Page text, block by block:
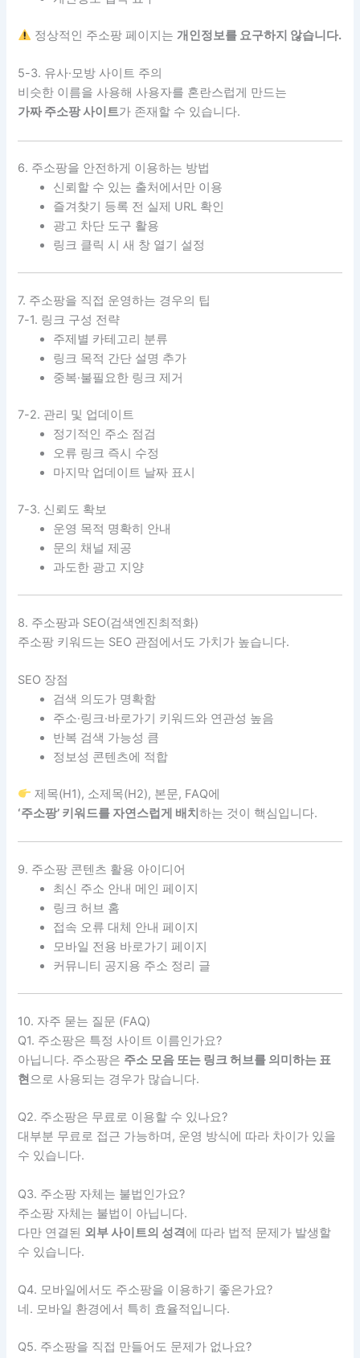
정상적인 주소팡 페이지는개인정보를 요구하지 않습니다.
5-3. 유사·모방 사이트 주의
비슷한 이름을 사용해 사용자를 혼란스럽게 만드는
가짜 주소팡 사이트가 존재할 수 있습니다.
6. 주소팡을 안전하게 이용하는 방법
신뢰할 수 있는 출처에서만 이용
즐겨찾기 등록 전 실제 URL 확인
광고 차단 도구 활용
링크 클릭 시 새 창 열기 설정
7. 주소팡을 직접 운영하는 경우의 팁
7-1. 링크 구성 전략
주제별 카테고리 분류
링크 목적 간단 설명 추가
중복·불필요한 링크 제거
7-2. 관리 및 업데이트
정기적인 주소 점검
오류 링크 즉시 수정
마지막 업데이트 날짜 표시
7-3. 신뢰도 확보
운영 목적 명확히 안내
문의 채널 제공
과도한 광고 지양
8. 주소팡과 SEO(검색엔진최적화)
주소팡 키워드는 SEO 관점에서도 가치가 높습니다.
SEO 장점
검색 의도가 명확함
주소·링크·바로가기 키워드와 연관성 높음
반복 검색 가능성 큼
정보성 콘텐츠에 적합
제목(H1), 소제목(H2), 본문, FAQ에
‘주소팡’ 키워드를 자연스럽게 배치하는 것이 핵심입니다.
9. 주소팡 콘텐츠 활용 아이디어
최신 주소 안내 메인 페이지
링크 허브 홈
접속 오류 대체 안내 페이지
모바일 전용 바로가기 페이지
커뮤니티 공지용 주소 정리 글
10. 자주 묻는 질문 (FAQ)
Q1. 주소팡은 특정 사이트 이름인가요?
아닙니다. 주소팡은 주소 모음 또는 링크 허브를 의미하는 표
현으로 사용되는 경우가 많습니다.
Q2. 주소팡은 무료로 이용할 수 있나요?
대부분 무료로 접근 가능하며, 운영 방식에 따라 차이가 있을
수 있습니다.
Q3. 주소팡 자체는 불법인가요?
주소팡 자체는 불법이 아닙니다.
다만 연결된 외부 사이트의 성격 에 따라 법적 문제가 발생할
수 있습니다.
Q4. 모바일에서도 주소팡을 이용하기 좋은가요?
네. 모바일 환경에서 특히 효율적입니다.
Q5. 주소팡을 직접 만들어도 문제가 없나요?